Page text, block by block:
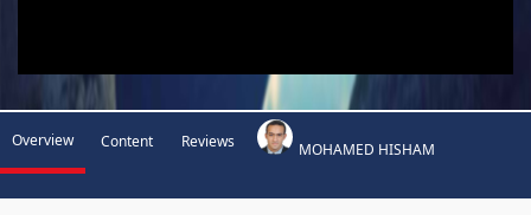
Overview Content Reviews MOHAMED HISHAM